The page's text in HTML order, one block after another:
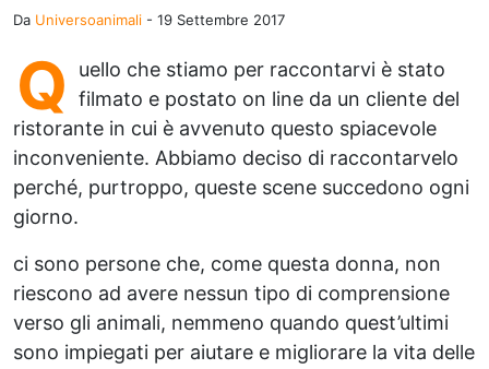
Da Universoanimali - 19 Settembre 2017
Q
uello che stiamo per raccontarvi è stato
filmato e postato on line da un cliente del
ristorante in cui è avvenuto questo spiacevole
inconveniente. Abbiamo deciso di raccontarvelo
perché, purtroppo, queste scene succedono ogni
giorno.
ci sono persone che, come questa donna, non
riescono ad avere nessun tipo di comprensione
verso gli animali, nemmeno quando quest’ultimi
sono impiegati per aiutare e migliorare la vita delle